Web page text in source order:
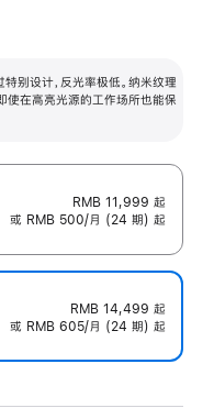
别设计，反光率极低。纳米纹理
使在高亮光源的工作场所也能保
RMB 11,999 起
或 RMB 500/月 (24 期) 起
RMB 14,499 起
或 RMB 605/月 (24 期) 起